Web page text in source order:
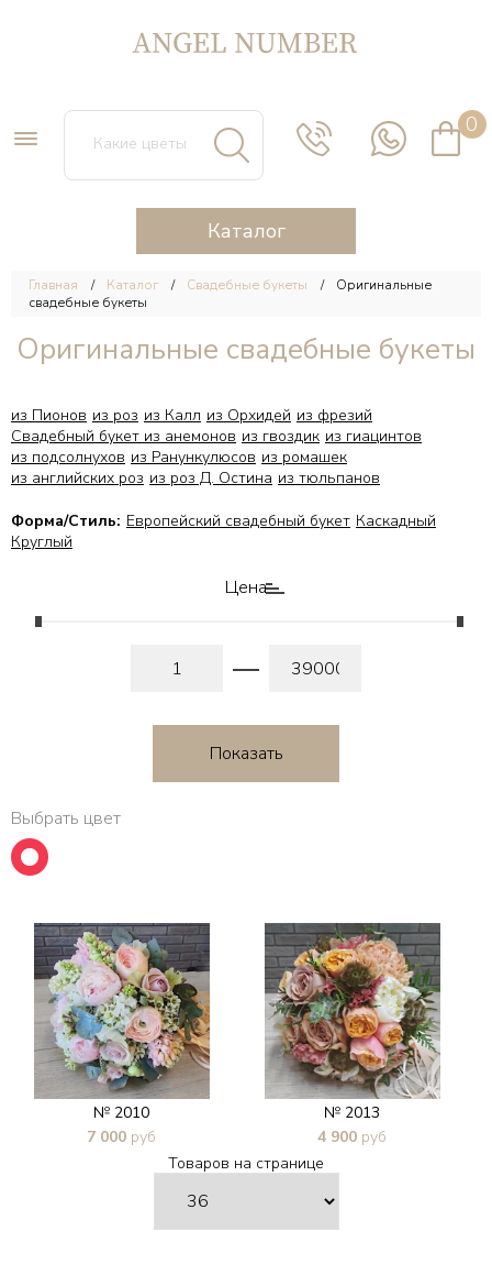
0
Каталог
Главная Каталог Свадебные букеты
Оригинальные
свадебные букеты
Оригинальные свадебные букеты
из Пионов из роз из Калл из Орхидей из фрезий
Свадебный букет из анемонов из гвоздик из гиацинтов
из подсолнухов из Ранункулюсов из ромашек
из английских роз из роз Д. Остина из тюльпанов
Форма/Стиль: Европейский свадебный букет Каскадный
Круглый
Цена
Выбрать цвет
№ 2010
7 000 руб
№ 2013
4 900 руб
В 1 клик
Товаров на странице